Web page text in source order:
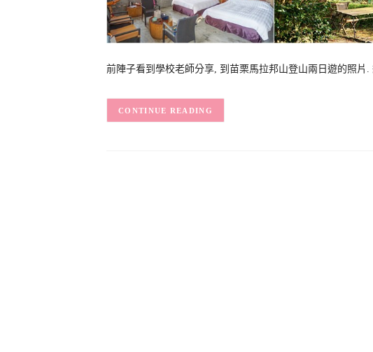
前陣子看到學校老師分享, 到苗栗馬拉邦山登山兩日遊的照
CONTINUE READING